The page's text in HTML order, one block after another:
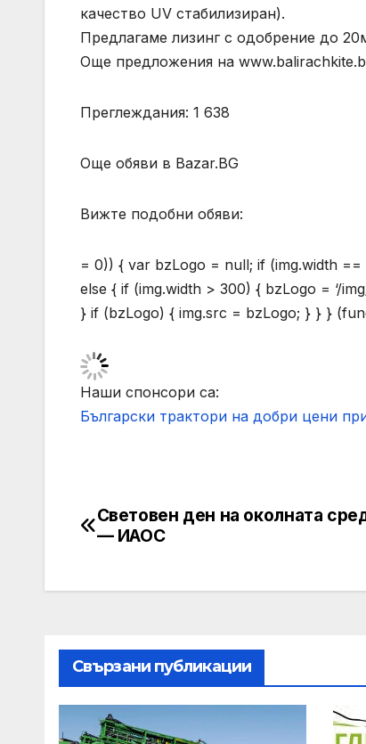
качество UV стабилизиран).
Предлагаме лизинг с одобрение до
Още предложения на
Преглеждания: 1 638
Още обяви в Bazar.BG
Вижте подобни обяви:
= 0)) { var bzLogo = null; if (img.width ==
else { if (img.width > 300) { bzLogo = ‘/
} if (bzLogo) { img.src = bzLogo; } } }
Наши спонсори са:
Български трактори на добри цени
Post
Световен ден на околната
— ИАОС
Свързани публикации